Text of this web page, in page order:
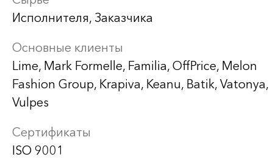
Исполнителя, Заказчика
Основные клиенты
Lime, Mark Formelle, Familia, OffPrice, Melon
Fashion Group, Krapiva, Keanu, Batik, Vatonya,
Vulpes
Сертификаты
ISO 9001